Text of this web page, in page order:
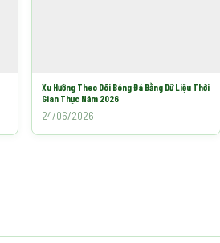
Xu Hướng Theo Dõi Bóng Đá Bằng Dữ Liệu Thời
Gian Thực Năm 2026
24/06/2026